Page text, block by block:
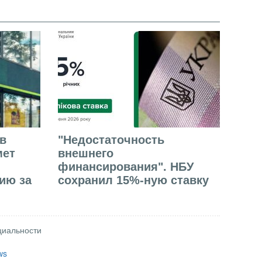
за
"Недостаточность
внешнего
финансирования". НБУ
сохранил 15%-ную ставку